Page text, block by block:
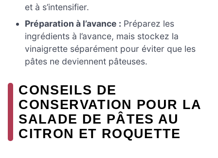
et à s’intensifier.
Préparation à l’avance : Préparez les
ingrédients à l’avance, mais stockez la
vinaigrette séparément pour éviter que les
pâtes ne deviennent pâteuses.
CONSEILS DE
CONSERVATION POUR LA
SALADE DE PÂTES AU
CITRON ET ROQUETTE